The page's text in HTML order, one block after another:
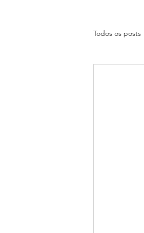
Todos os posts